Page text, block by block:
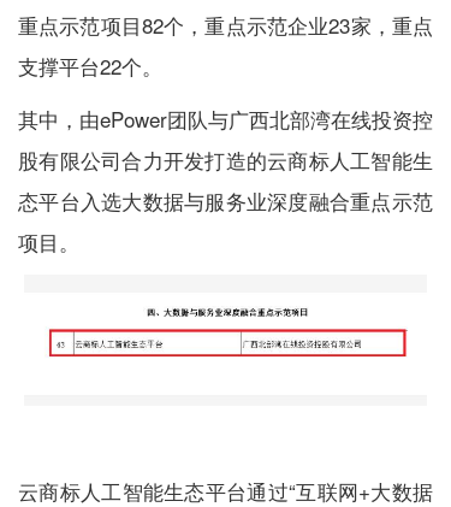
重点示范项目82个，重点示范企业23家，重点
支撑平台22个。
其中，由ePower团队与广西北部湾在线投资控
股有限公司合力开发打造的云商标人工智能生
态平台入选大数据与服务业深度融合重点示范
项目。
云商标人工智能生态平台通过“互联网+大数据